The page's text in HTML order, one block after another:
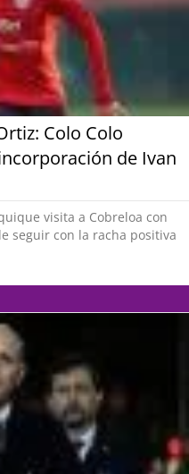
Colo Colo
de Ivan
visita a Cobreloa con
seguir con la racha positiva